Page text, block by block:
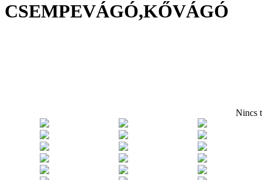
CSEMPEVÁGÓ,KŐVÁGÓ
Nincs